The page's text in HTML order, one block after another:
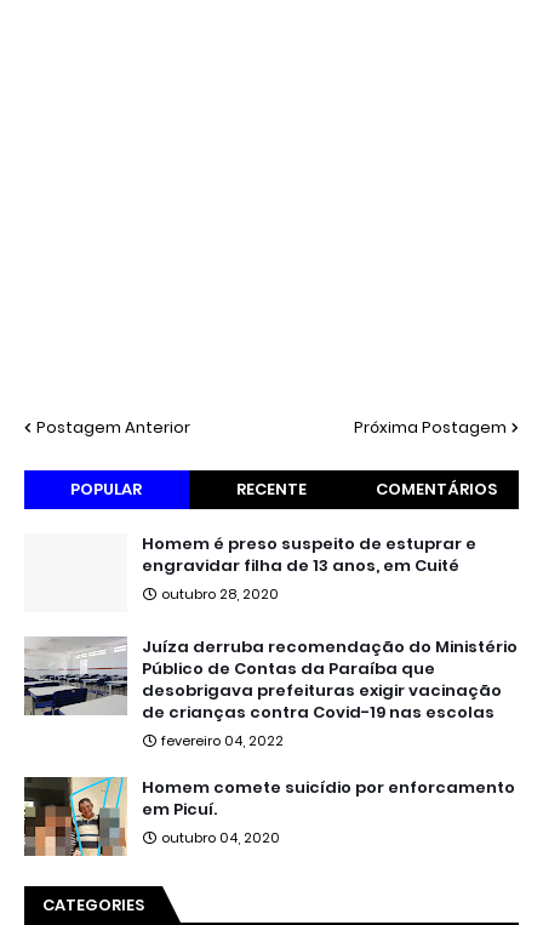
Postagem Anterior Próxima Postagem
POPULAR RECENTE COMENTÁRIOS
Homem é preso suspeito de estuprar e
engravidar filha de 13 anos, em Cuité
outubro 28, 2020
Juíza derruba recomendação do Ministério
Público de Contas da Paraíba que
desobrigava prefeituras exigir vacinação
de crianças contra Covid-19 nas escolas
fevereiro 04, 2022
Homem comete suicídio por enforcamento
em Picuí.
outubro 04, 2020
CATEGORIES